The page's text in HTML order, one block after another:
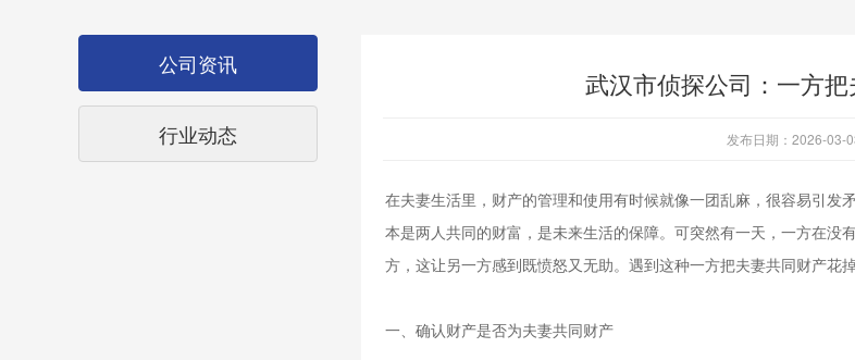
公司资讯
行业动态
武汉市侦探公司：一方
发布日期：2026-03-
在夫妻生活里，财产的管理和使用有时候就像一团乱麻，很容易引
本是两人共同的财富，是未来生活的保障。可突然有一天，一方在
方，这让另一方感到既愤怒又无助。遇到这种一方把夫妻共同财产花
一、确认财产是否为夫妻共同财产